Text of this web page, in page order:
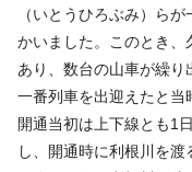
（いとうひろぶみ）ら
かいました。このとき、
あり、数台の山車が繰
一番列車を出迎えたと当
開通当初は上下線とも1
し、開通時に利根川を